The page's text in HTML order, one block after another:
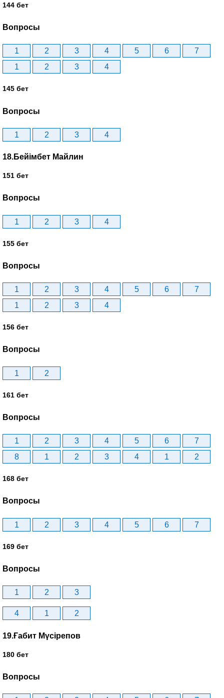
144 бет
Вопросы
1 2 3 4 5 6
7
1
2 3 4
145 бет
Вопросы
1 2 3 4
18.Бейімбет Майлин
151 бет
Вопросы
1 2 3 4
155 бет
Вопросы
1 2 3 4 5 6
7
1
2 3 4
156 бет
Вопросы
1 2
161 бет
Вопросы
1 2 3 4 5 6
7
8
1 2 3 4 1 2
168 бет
Вопросы
1 2 3 4 5 6 7
169 бет
Вопросы
1 2 3
4 1 2
19.Ғабит Мүсірепов
180 бет
Вопросы